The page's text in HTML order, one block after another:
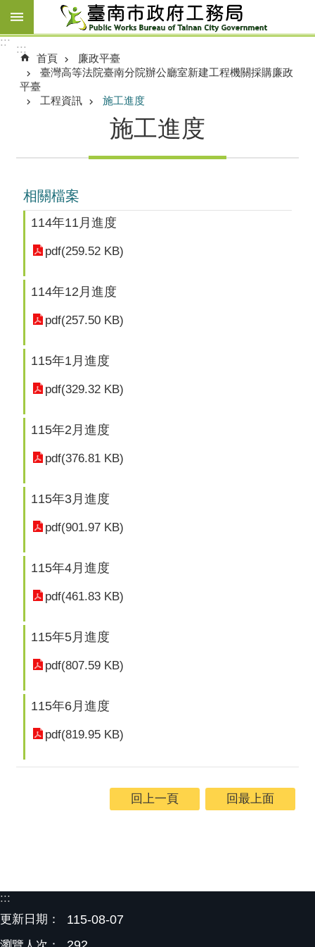
跳到主要內容區塊
:::
:::
首頁
廉政平臺
臺灣高等法院臺南分院辦公廳室新建工程機關採購廉政
平臺
工程資訊
施工進度
施工進度
相關檔案
114年11月進度
pdf(259.52 KB)
114年12月進度
pdf(257.50 KB)
115年1月進度
pdf(329.32 KB)
115年2月進度
pdf(376.81 KB)
115年3月進度
pdf(901.97 KB)
115年4月進度
pdf(461.83 KB)
115年5月進度
pdf(807.59 KB)
115年6月進度
pdf(819.95 KB)
回上一頁 回最上面
:::
更新日期：
115-08-07